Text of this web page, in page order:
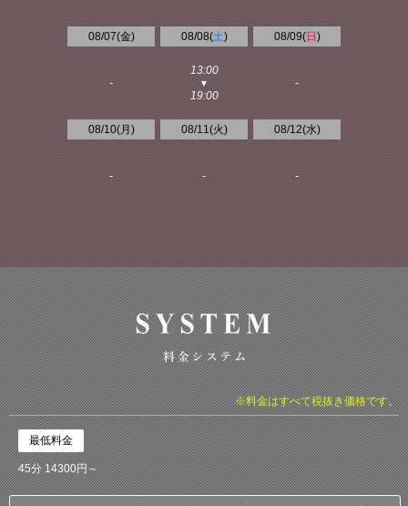
08/07(金)
-
08/08(土)
13:00
▼
19:00
08/09(日 )
-
08/10(月 )
-
08/11(火)
-
08/12(水)
-
※料金はすべて税抜き価格です。
最低料金
45分 14300円～